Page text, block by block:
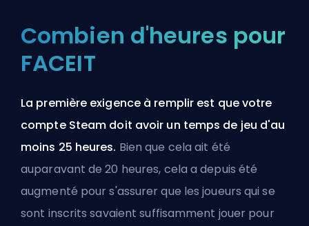
Combien d'heures pour
FACEIT
La première exigence à remplir est que votre
compte Steam doit avoir un temps de jeu d'au
moins 25 heures. Bien que cela ait été
auparavant de 20 heures, cela a depuis été
augmenté pour s'assurer que les joueurs qui se
sont inscrits savaient suffisamment jouer pour